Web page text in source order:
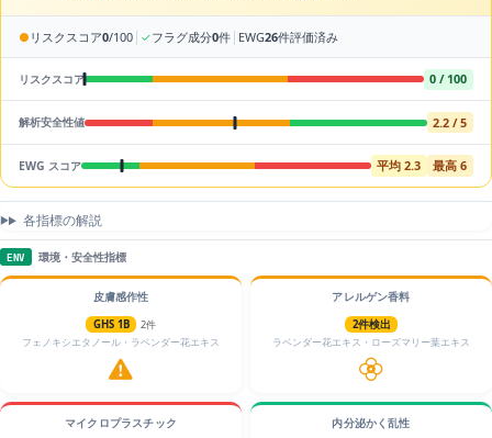
● リスクスコア0/100 | ✓フラグ成分0件 | EWG26件評価済み
リスクスコア 0 / 100
解析安全性値 2.2 / 5
EWG スコア 平均 2.3 最高 6
各指標の解説
ENV 環境・安全性指標
皮膚感作性
GHS 1B
2件
フェノキシエタノール・ラベンダー花エキス
アレルゲン香料
2件検出
ラベンダー花エキス・ローズマリー葉エキス
マイクロプラスチック
内分泌かく乱性